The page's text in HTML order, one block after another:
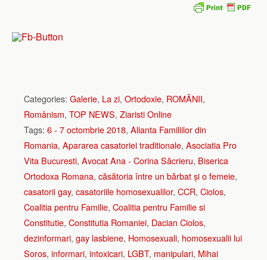
Categories: Galerie, La zi, Ortodoxie, ROMÂNII,
Românism, TOP NEWS, Ziaristi Online
Tags: 6 - 7 octombrie 2018, Alianta Familiilor din
Romania, Apararea casatoriei traditionale, Asociatia Pro
Vita Bucuresti, Avocat Ana - Corina Săcrieru, Biserica
Ortodoxa Romana, căsătoria între un bărbat și o femeie,
casatorii gay, casatoriile homosexualilor, CCR, Ciolos,
Coalitia pentru Familie, Coalitia pentru Familie si
Constitutie, Constitutia Romaniei, Dacian Ciolos,
dezinformari, gay lasbiene, Homosexuali, homosexualii lui
Soros, informari, intoxicari, LGBT, manipulari, Mihai